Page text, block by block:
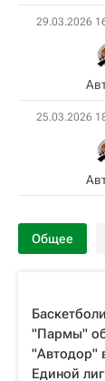
29.03.2026
25.03.2026
Общее
"Пармы"
"Автодор"
Единой